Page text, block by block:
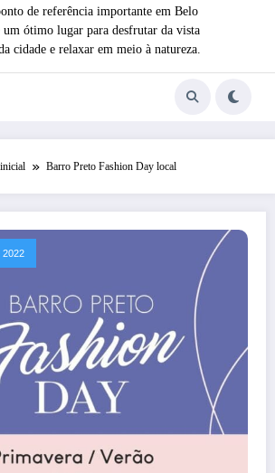
de referência importante em Belo
ótimo lugar para desfrutar da vista
cidade e relaxar em meio à natureza.
Barro Preto Fashion Day local
2022